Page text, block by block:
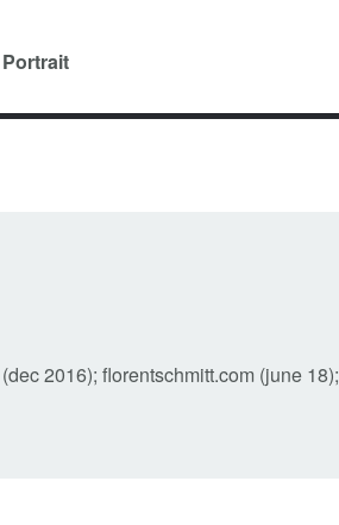
Portrait
2016); florentschmitt.com (june 18);